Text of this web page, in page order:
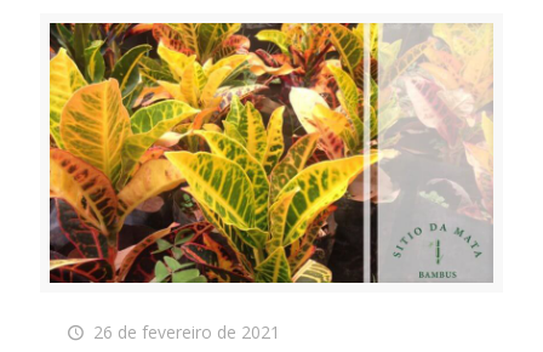
26 de fevereiro de 2021